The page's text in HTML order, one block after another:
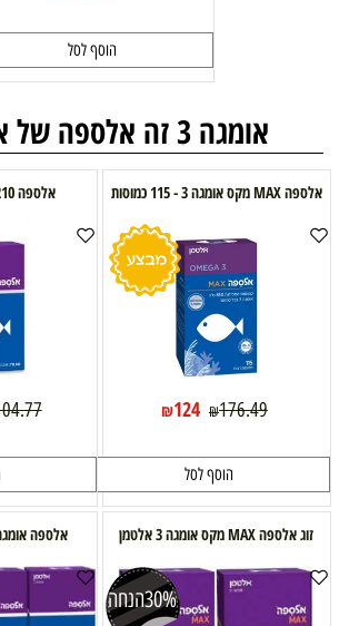
הוסף לסל
אומגה 3 זה אלספה של אלטמן
אלספה MAX מקס אומגה 3 - 115 כמוסות
₪176.49
₪124
הוסף לסל
אלספה alsepa 210 קפליות
זוג אלספה MAX מקס אומגה 3 אלטמן
30%הנחה
אלספה אומגה 3 אלטמן